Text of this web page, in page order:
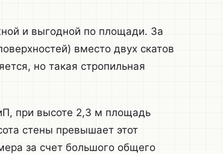
и выгодной по площади. За
вместо двух скатов
но такая стропильная
при высоте 2,3 м площадь
стены превышает этот
за счет большого общего